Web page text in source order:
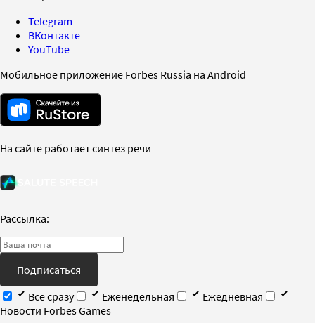
Telegram
ВКонтакте
YouTube
Мобильное приложение Forbes Russia на Android
На сайте работает синтез речи
Рассылка:
Подписаться
Все сразу
Еженедельная
Ежедневная
Новости Forbes Games